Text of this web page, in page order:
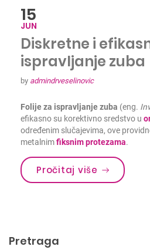
15
JUN
Diskretne i
ispravljanje zuba
by admindrveselinovic
Folije za ispravljanje zuba (eng. I
efikasno su korektivno sredstvo u
određenim slučajevima, ove
metalnimfiksnim protezama.
Pročitaj više
Pretraga